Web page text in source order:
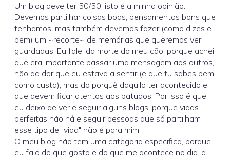
Um blog deve ter 50/50, isto é a minha opinião.
Devemos partilhar coisas boas, pensamentos bons que
tenhamos, mas também devemos fazer (como dizes e
bem) um ~recorte~ de memórias que queremos ver
guardadas. Eu falei da morte do meu cão, porque achei
que era importante passar uma mensagem aos outros,
não da dor que eu estava a sentir (e que tu sabes bem
como custa), mas do porquê daquilo ter acontecido e
que devem ficar atentos aos patudos. Por isso é que
eu deixo de ver e seguir alguns blogs, porque vidas
perfeitas não há e seguir pessoas que só partilham
esse tipo de "vida" não é para mim.
O meu blog não tem uma categoria especifica, porque
eu falo do que gosto e do que me acontece no dia-a-